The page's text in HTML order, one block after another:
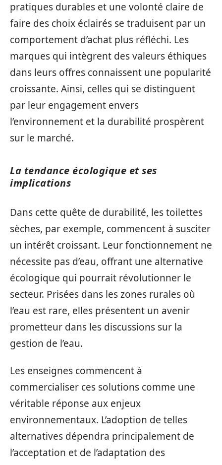
pratiques durables et une volonté claire de
faire des choix éclairés se traduisent par un
comportement d’achat plus réfléchi. Les
marques qui intègrent des valeurs éthiques
dans leurs offres connaissent une popularité
croissante. Ainsi, celles qui se distinguent
par leur engagement envers
l’environnement et la durabilité prospèrent
sur le marché.
La tendance écologique et ses
implications
Dans cette quête de durabilité, les toilettes
sèches, par exemple, commencent à susciter
un intérêt croissant. Leur fonctionnement ne
nécessite pas d’eau, offrant une alternative
écologique qui pourrait révolutionner le
secteur. Prisées dans les zones rurales où
l’eau est rare, elles présentent un avenir
prometteur dans les discussions sur la
gestion de l’eau.
Les enseignes commencent à
commercialiser ces solutions comme une
véritable réponse aux enjeux
environnementaux. L’adoption de telles
alternatives dépendra principalement de
l’acceptation et de l’adaptation des